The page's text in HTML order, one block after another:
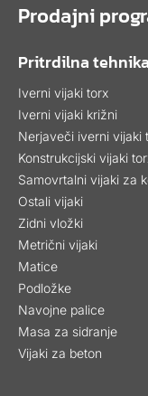
Prodajni
Pritrdilna tehnika
Iverni vijaki torx
Iverni vijaki križni
Nerjaveči iverni vijaki
Konstrukcijski vijaki
Samovrtalni vijaki za
Ostali vijaki
Zidni vložki
Metrični vijaki
Matice
Podložke
Navojne palice
Masa za sidranje
Vijaki za beton